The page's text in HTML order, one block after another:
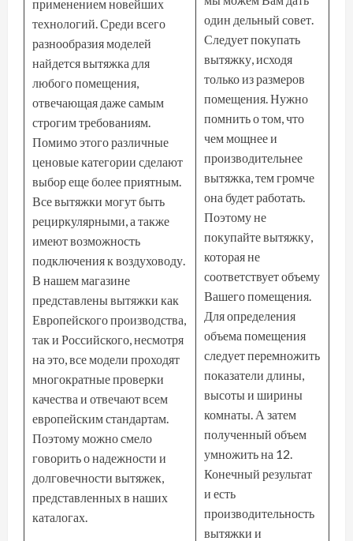
применением новейших
технологий. Среди всего
разнообразия моделей
найдется вытяжка для
любого помещения,
отвечающая даже самым
строгим требованиям.
Помимо этого различные
ценовые категории сделают
выбор еще более приятным.
Все вытяжки могут быть
рециркулярными, а также
имеют возможность
подключения к воздуховоду.
В нашем магазине
представлены вытяжки как
Европейского производства,
так и Российского, несмотря
на это, все модели проходят
многократные проверки
качества и отвечают всем
европейским стандартам.
Поэтому можно смело
говорить о надежности и
долговечности вытяжек,
представленных в наших
каталогах.
один дельный совет.
Следует покупать
вытяжку, исходя
только из размеров
помещения. Нужно
помнить о том, что
чем мощнее и
производительнее
вытяжка, тем громче
она будет работать.
Поэтому не
покупайте вытяжку,
которая не
соответствует объему
Вашего помещения.
Для определения
объема помещения
следует перемножить
показатели длины,
высоты и ширины
комнаты. А затем
полученный объем
умножить на 12.
Конечный результат
и есть
производительность
вытяжки и